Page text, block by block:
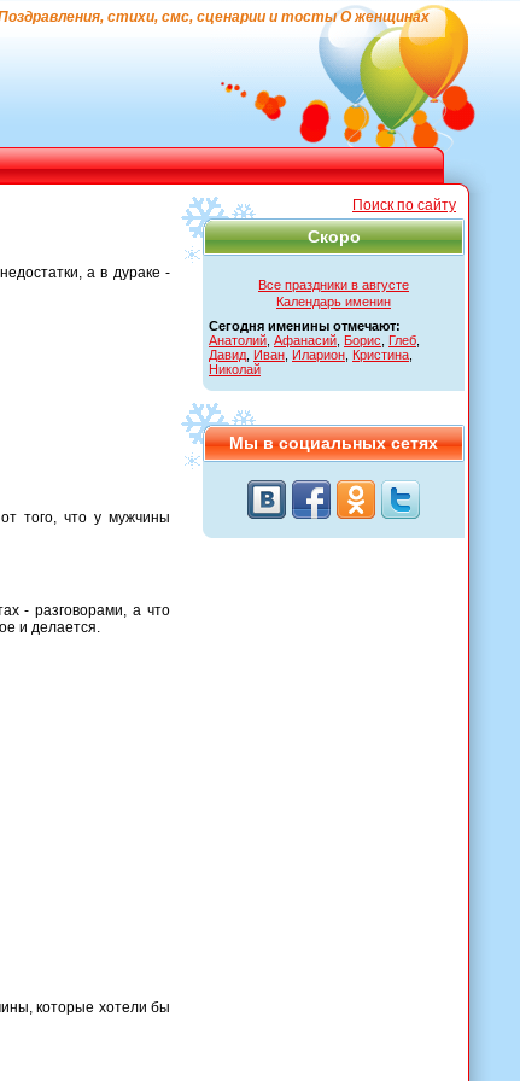
стихи, смс, сценарии и тосты О женщинах
Поиск по сайту
Скоро
Все праздники в августе
Календарь именин
Сегодня именины отмечают:
Анатолий Афанасий Борис Глеб
Давид Иван Иларион Кристина
Николай
Мы в социальных сетях
а в дураке -
того, что у мужчины
- разговорами, а что
и делается.
которые хотели бы